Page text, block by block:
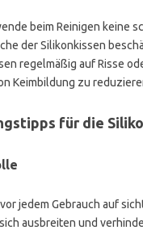
beim Reinigen keine
der Silikonkissen
regelmäßig auf Risse
Keimbildung zu
für die
jedem Gebrauch auf
ausbreiten und